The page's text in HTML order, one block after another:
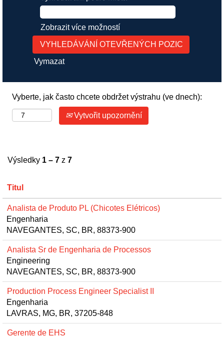
Zobrazit více možností
Vymazat
Vyberte, jak často chcete obdržet výstrahu (ve dnech):
Vytvořit upozornění
Výsledky 1 – 7 z 7
Titul
Analista de Produto PL (Chicotes Elétricos)
Engenharia
NAVEGANTES, SC, BR, 88373-900
Analista Sr de Engenharia de Processos
Engineering
NAVEGANTES, SC, BR, 88373-900
Production Process Engineer Specialist II
Engenharia
LAVRAS, MG, BR, 37205-848
Gerente de EHS